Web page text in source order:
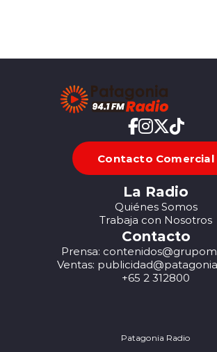
Contacto Comercial
La Radio
Quiénes Somos
Trabaja con Nosotros
Contacto
Prensa:
Ventas:
+65 2 312800
Patagonia Radio